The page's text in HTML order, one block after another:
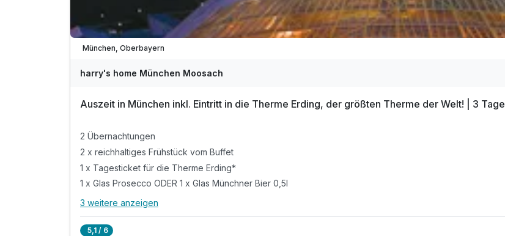
München, Oberbayern
harry's home München Moosach
Auszeit in München inkl. Eintritt in die Therme Erding, der größten Therme der Welt! | 3 Tage
2 Übernachtungen
2 x reichhaltiges Frühstück vom Buffet
1 x Tagesticket für die Therme Erding*
1 x Glas Prosecco ODER 1 x Glas Münchner Bier 0,5l
Alle Inklusivleistungen
3 weitere anzeigen
5,1 / 6